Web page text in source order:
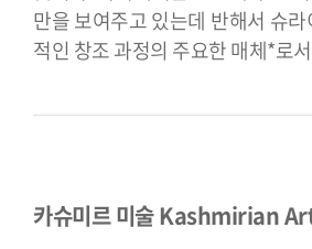
만을 보여주고 있는데 반해서 슈
적인 창조 과정의 주요한 매체*로
카슈미르 미술 Kashmirian